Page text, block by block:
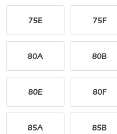
75E 75F
80A 80B
80E 80F
85A 85B